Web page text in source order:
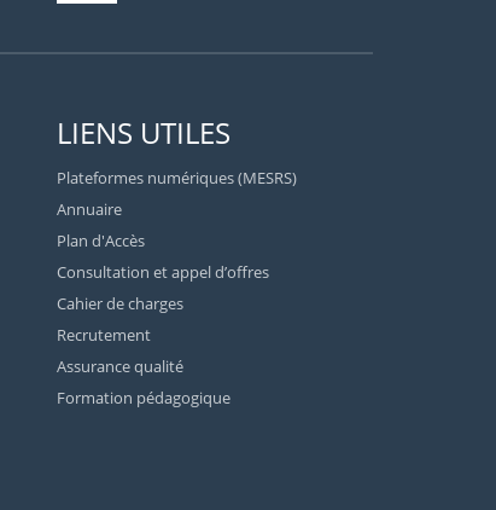
LIENS UTILES
Plateformes numériques (MESRS)
Annuaire
Plan d'Accès
Consultation et appel d’offres
Cahier de charges
Recrutement
Assurance qualité
Formation pédagogique